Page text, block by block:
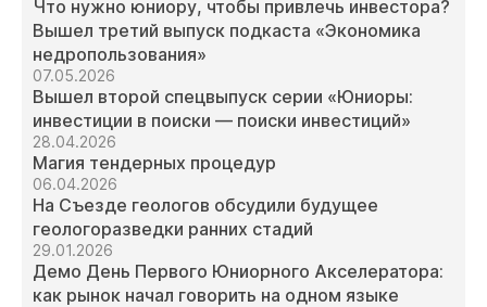
Что нужно юниору, чтобы привлечь инвестора?
Вышел третий выпуск подкаста «Экономика
недропользования»
07.05.2026
Вышел второй спецвыпуск серии «Юниоры:
инвестиции в поиски — поиски инвестиций»
28.04.2026
Магия тендерных процедур
06.04.2026
На Съезде геологов обсудили будущее
геологоразведки ранних стадий
29.01.2026
Демо День Первого Юниорного Акселератора:
как рынок начал говорить на одном языке